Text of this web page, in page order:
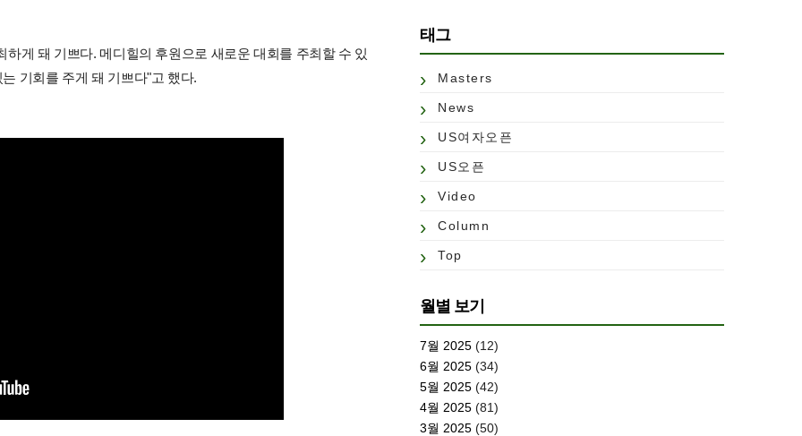
게 돼 기쁘다. 메디힐의 후원으로 새로운 대회를 주최할 수 있
기회를 주게 돼 기쁘다"고 했다.
태그
Masters
News
US여자오픈
US오픈
Video
Column
Top
월별 보기
7월 2025 (12)
6월 2025 (34)
5월 2025 (42)
4월 2025 (81)
3월 2025 (50)